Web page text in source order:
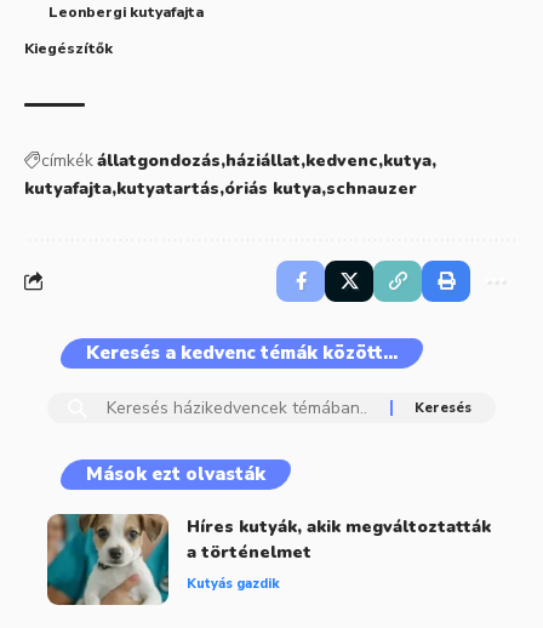
Leonbergi kutyafajta
Kiegészítők
címkékállatgondozás háziállat kedvenc kutya
kutyafajta kutyatartás óriás kutya schnauzer
Keresés a kedvenc témák között…
Mások ezt olvasták
Híres kutyák, akik megváltoztatták
a történelmet
Kutyás gazdik